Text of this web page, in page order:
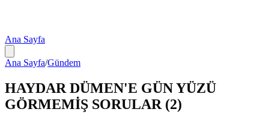
Ana Sayfa
Ana Sayfa/Gündem
HAYDAR DÜMEN'E GÜN YÜZÜ
GÖRMEMİŞ SORULAR (2)